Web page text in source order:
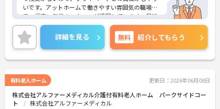
いです。アットホームで働きやすい雰囲気の職場
で、幅広い年代のスタッフが活躍しています。昇給
や賞与制度があるので、頑張った分が評価されモチ
ベーションにもつながります。ご興味のある方に
は、面接対策ポイントなど、さらに詳細をお話しい
たしますのでお気軽にご相談ください！
詳細を見る 無料 紹介してもらう
有料老人ホーム 更新日：2026年06月08日
株式会社アルファーメディカル介護付有料老人ホーム パークサイドコー
ト
株式会社アルファーメディカル